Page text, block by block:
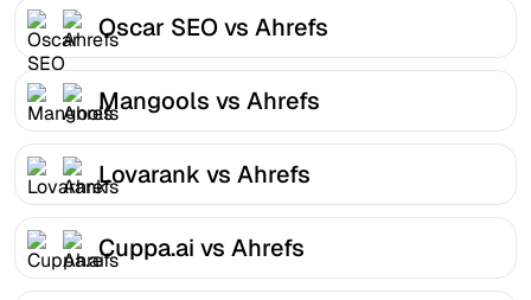
Oscar SEO vs Ahrefs
Mangools vs Ahrefs
Lovarank vs Ahrefs
Cuppa.ai vs Ahrefs